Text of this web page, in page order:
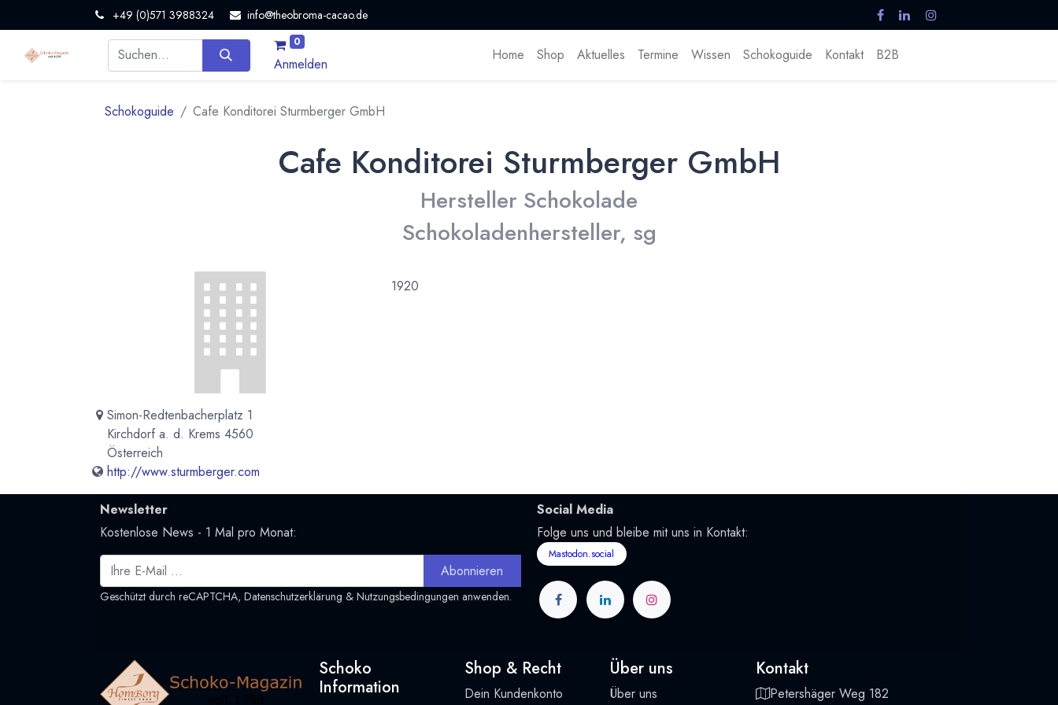
+49 (0)571 3988324 info@theobroma-cacao.de
0
Anmelden
Home Shop Aktuelles Termine Wissen Schokoguide Kontakt B2B
Schokoguide Cafe Konditorei Sturmberger GmbH
Cafe Konditorei Sturmberger GmbH
Hersteller Schokolade
Schokoladenhersteller, sg
Simon-Redtenbacherplatz 1
Kirchdorf a. d. Krems 4560
Österreich
http://www.sturmberger.com
1920
Newsletter
Kostenlose News - 1 Mal pro Monat:
Abonnieren
Geschützt durch reCAPTCHA, Datenschutzerklärung & Nutzungsbedingungen anwenden.
Social Media
Folge uns und bleibe mit uns in Kontakt:
Mastodon.social
Schoko
Information
Shop & Recht
Dein Kundenkonto
Über uns
Über uns
Kontakt
Petershäger Weg 182